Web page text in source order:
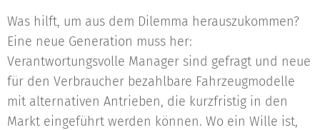
Was hilft, um aus dem Dilemma herauszukommen?
Eine neue Generation muss her:
Verantwortungsvolle Manager sind gefragt und neue
für den Verbraucher bezahlbare Fahrzeugmodelle
mit alternativen Antrieben, die kurzfristig in den
Markt eingeführt werden können. Wo ein Wille ist,